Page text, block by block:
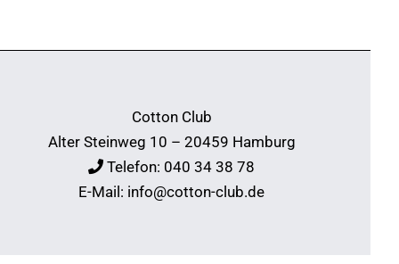
Cotton Club
Alter Steinweg 10 – 20459 Hamburg
Telefon: 040 34 38 78
E-Mail: info@cotton-club.de